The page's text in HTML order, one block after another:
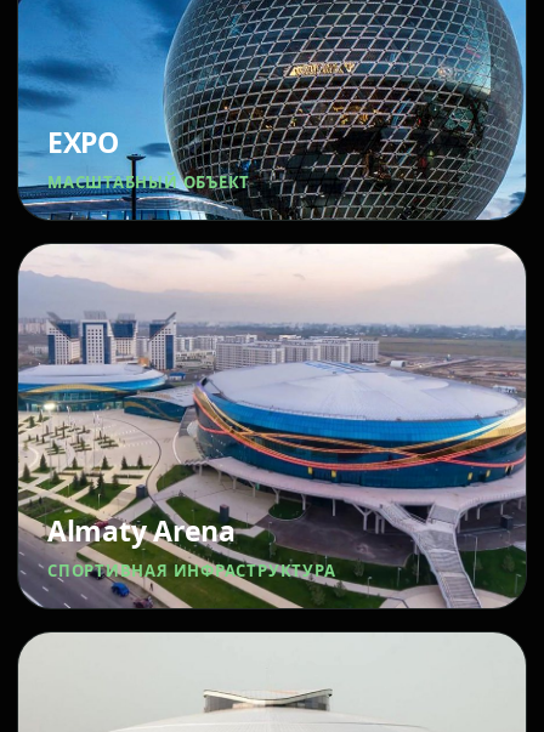
EXPO
МАСШТАБНЫЙ ОБЪЕКТ
Almaty Arena
СПОРТИВНАЯ ИНФРАСТРУКТУРА